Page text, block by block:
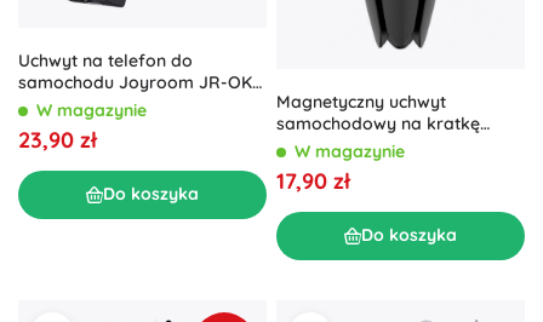
Uchwyt na telefon do
samochodu Joyroom JR-OK6
czarny
W magazynie
23,90 zł
Do koszyka
Magnetyczny uchwyt
samochodowy na kratkę
wentylacyjną BASEUS Small
Ears – czarny
W magazynie
17,90 zł
Do koszyka